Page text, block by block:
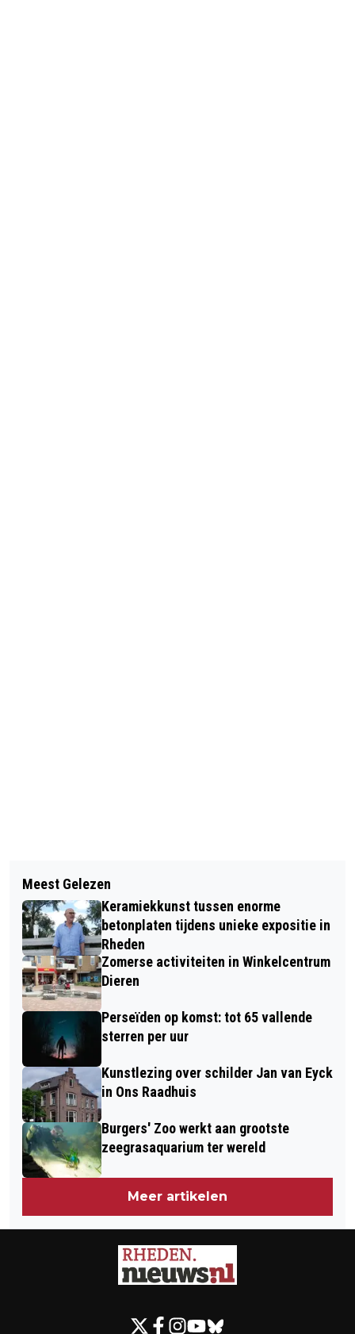
DOE MEE AAN DE NATUURWERKDAG
2023
AFSLUITING JUBILEUM 450 JAAR
RHEDEN
Meest Gelezen
Keramiekkunst tussen enorme
betonplaten tijdens unieke expositie in
Rheden
Zomerse activiteiten in Winkelcentrum
Dieren
Perseïden op komst: tot 65 vallende
sterren per uur
Kunstlezing over schilder Jan van Eyck
in Ons Raadhuis
Burgers' Zoo werkt aan grootste
zeegrasaquarium ter wereld
Meer artikelen